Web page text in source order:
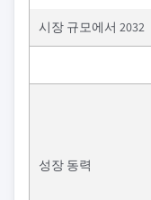
시장 규모에서 2032
성장 동력